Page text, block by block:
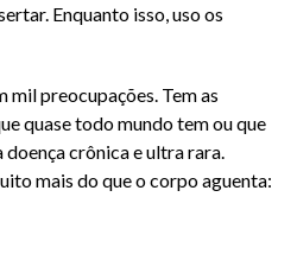
Enquanto isso, uso os
mil preocupações. Tem as
quase todo mundo tem ou que
crônica e ultra rara.
mais do que o corpo aguenta: